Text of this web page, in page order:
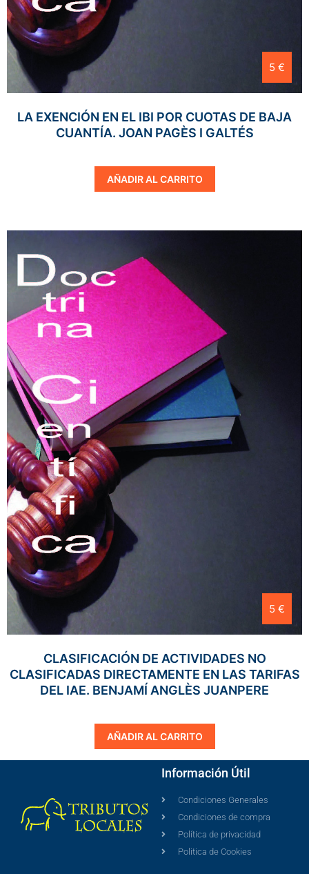
5 €
LA EXENCIÓN EN EL IBI POR CUOTAS DE BAJA
CUANTÍA. JOAN PAGÈS I GALTÉS
AÑADIR AL CARRITO
5 €
CLASIFICACIÓN DE ACTIVIDADES NO
CLASIFICADAS DIRECTAMENTE EN LAS TARIFAS
DEL IAE. BENJAMÍ ANGLÈS JUANPERE
AÑADIR AL CARRITO
Información Útil
Condiciones Generales
Condiciones de compra
Política de privacidad
Politica de Cookies